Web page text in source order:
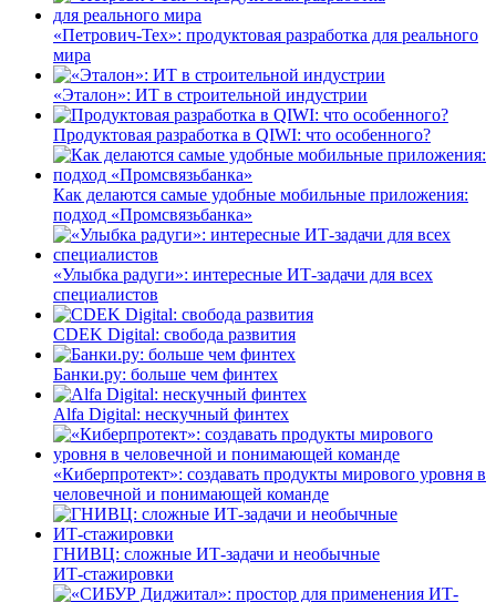
«Петрович-Тех»: продуктовая разработка для реального
мира
«Эталон»: ИТ в строительной индустрии
Продуктовая разработка в QIWI: что особенного?
Как делаются самые удобные мобильные приложения:
подход «Промсвязьбанка»
«Улыбка радуги»: интересные ИТ-задачи для всех
специалистов
CDEK Digital: свобода развития
Банки.ру: больше чем финтех
Alfa Digital: нескучный финтех
«Киберпротект»: создавать продукты мирового уровня в
человечной и понимающей команде
ГНИВЦ: сложные ИТ‑задачи и необычные
ИТ‑стажировки